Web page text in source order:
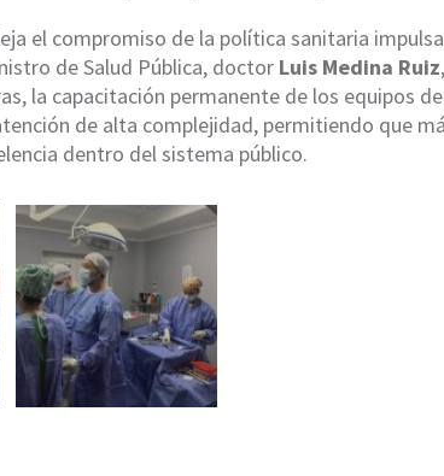
el compromiso de la política sanitaria
de Salud Pública, doctor Luis Medina Ruiz
la capacitación permanente de los equipos
de alta complejidad, permitiendo que
dentro del sistema público.